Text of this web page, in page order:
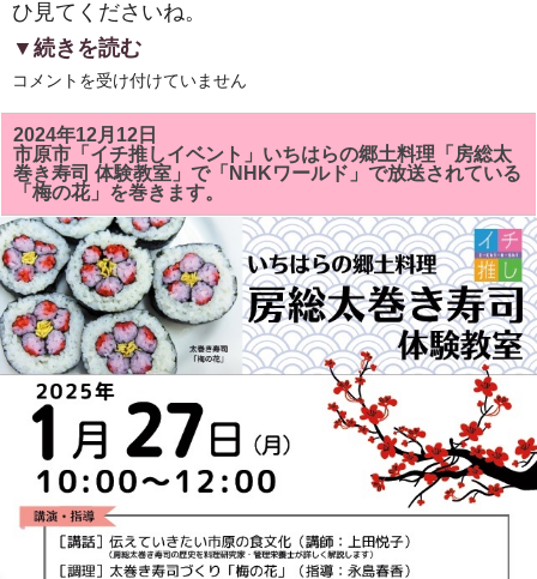
ひ見てくださいね。
▼続きを読む
２
２
５
年
新
年
明
け
ま
し
て
お
め
で
と
う
ご
ざ
コメントを受け付けていません
2024年12月12日
市原市「イチ推しイベント」いちはらの郷土料理「房総太
巻き寿司 体験教室」で「NHKワールド」で放送されている
「梅の花」を巻きます。